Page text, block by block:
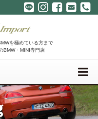
を極めている方まで
BMW・MINI専門店